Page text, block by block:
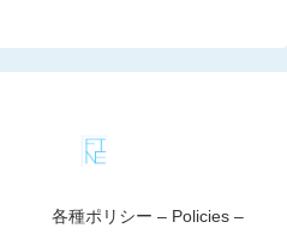
各種ポリシー – Policies –